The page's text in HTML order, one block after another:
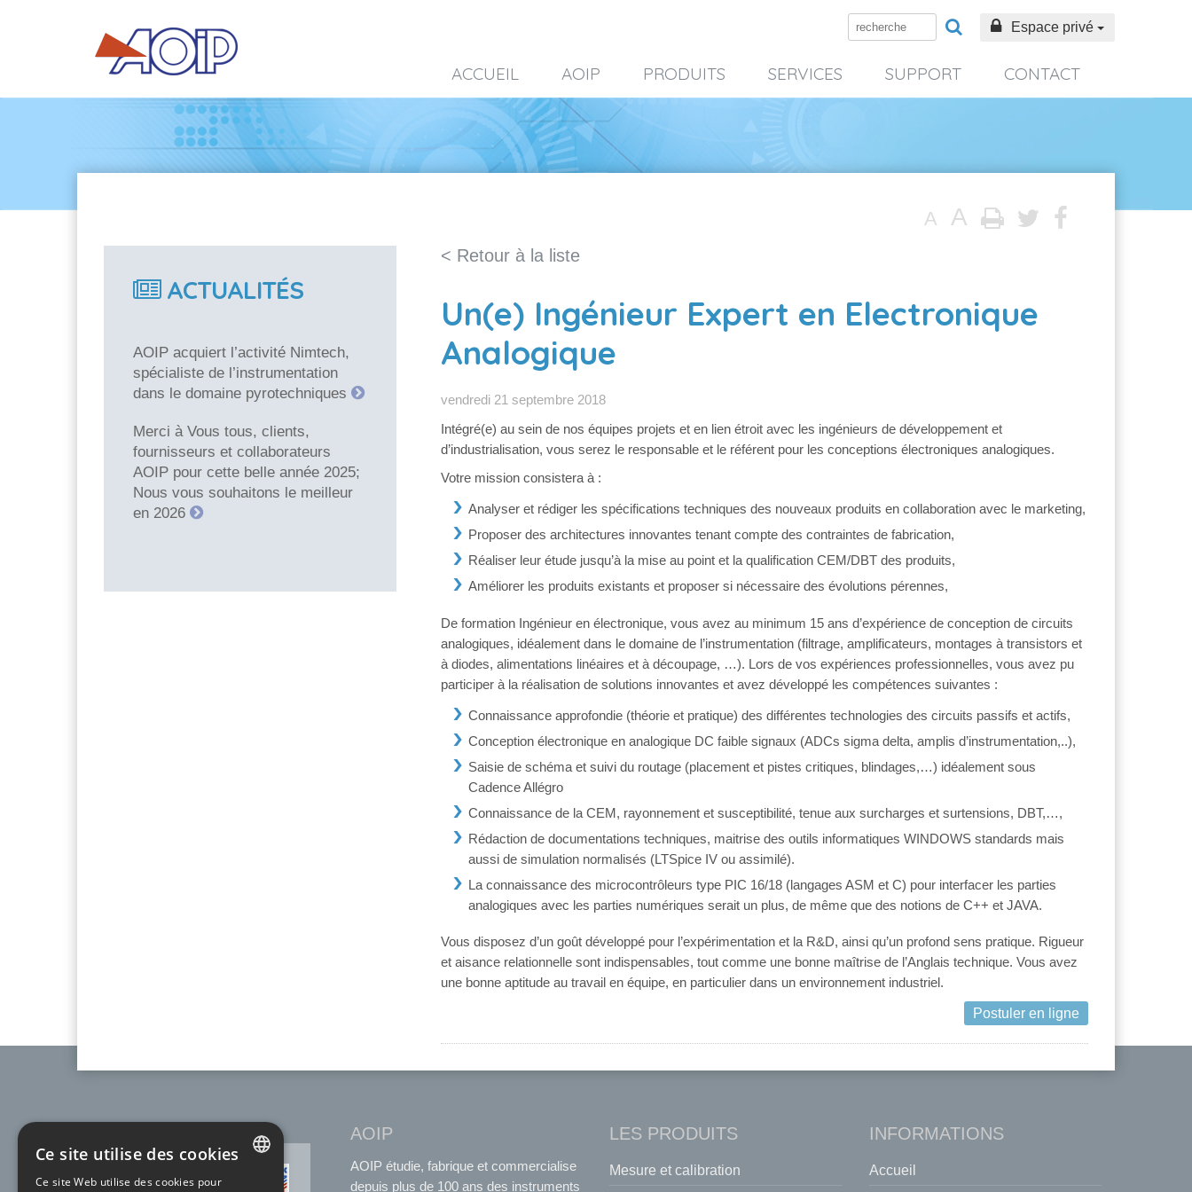
Espace privé
ACCUEIL AOIP PRODUITS SERVICES SUPPORT CONTACT
ACTUALITÉS
AOIP acquiert l’activité Nimtech,
spécialiste de l’instrumentation
dans le domaine pyrotechniques
Merci à Vous tous, clients,
fournisseurs et collaborateurs
AOIP pour cette belle année 2025;
Nous vous souhaitons le meilleur
en 2026
< Retour à la liste
Un(e) Ingénieur Expert en Electronique
Analogique
vendredi 21 septembre 2018
A A
Intégré(e) au sein de nos équipes projets et en lien étroit avec les ingénieurs de développement et
d’industrialisation, vous serez le responsable et le référent pour les conceptions électroniques analogiques.
Votre mission consistera à :
Analyser et rédiger les spécifications techniques des nouveaux produits en collaboration avec le marketing,
Proposer des architectures innovantes tenant compte des contraintes de fabrication,
Réaliser leur étude jusqu’à la mise au point et la qualification CEM/DBT des produits,
Améliorer les produits existants et proposer si nécessaire des évolutions pérennes,
De formation Ingénieur en électronique, vous avez au minimum 15 ans d’expérience de conception de circuits
analogiques, idéalement dans le domaine de l’instrumentation (filtrage, amplificateurs, montages à transistors et
à diodes, alimentations linéaires et à découpage, …). Lors de vos expériences professionnelles, vous avez pu
participer à la réalisation de solutions innovantes et avez développé les compétences suivantes :
Connaissance approfondie (théorie et pratique) des différentes technologies des circuits passifs et actifs,
Conception électronique en analogique DC faible signaux (ADCs sigma delta, amplis d’instrumentation,..),
Saisie de schéma et suivi du routage (placement et pistes critiques, blindages,…) idéalement sous
Cadence Allégro
Connaissance de la CEM, rayonnement et susceptibilité, tenue aux surcharges et surtensions, DBT,…,
Rédaction de documentations techniques, maitrise des outils informatiques WINDOWS standards mais
aussi de simulation normalisés (LTSpice IV ou assimilé).
La connaissance des microcontrôleurs type PIC 16/18 (langages ASM et C) pour interfacer les parties
analogiques avec les parties numériques serait un plus, de même que des notions de C++ et JAVA.
Vous disposez d’un goût développé pour l’expérimentation et la R&D, ainsi qu’un profond sens pratique. Rigueur
et aisance relationnelle sont indispensables, tout comme une bonne maîtrise de l’Anglais technique. Vous avez
une bonne aptitude au travail en équipe, en particulier dans un environnement industriel.
Postuler en ligne
COFRAC
AOIP
AOIP étudie, fabrique et commercialise
depuis plus de 100 ans des instruments
LES PRODUITS
Mesure et calibration
INFORMATIONS
Accueil
Ce site utilise des cookies
Ce site Web utilise des cookies pour